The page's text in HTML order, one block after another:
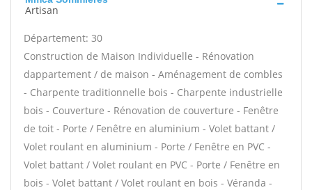
Artisan
Département: 30
Construction de Maison Individuelle - Rénovation
dappartement / de maison - Aménagement de combles
- Charpente traditionnelle bois - Charpente industrielle
bois - Couverture - Rénovation de couverture - Fenêtre
de toit - Porte / Fenêtre en aluminium - Volet battant /
Volet roulant en aluminium - Porte / Fenêtre en PVC -
Volet battant / Volet roulant en PVC - Porte / Fenêtre en
bois - Volet battant / Volet roulant en bois - Véranda -